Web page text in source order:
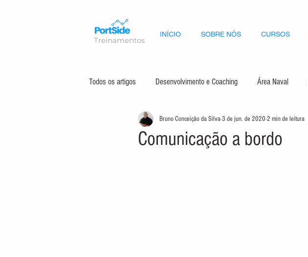
Treinamentos
INÍCIO SOBRE NÓS CURSOS
Todos os artigos Desenvolvimento e Coaching Área Naval
Segurança e Meio Ambiente Gestão Transformação Digital
Comunicação a bordo
Bruno Conceição da Silva3 de jun. de 2020 2 min de leitura